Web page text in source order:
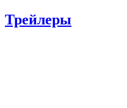
Трейлеры